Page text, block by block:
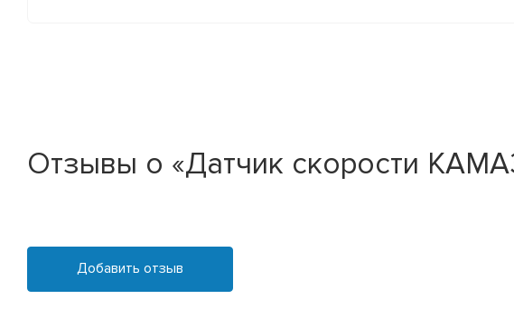
Отзывы о «Датчик скорости
Добавить отзыв